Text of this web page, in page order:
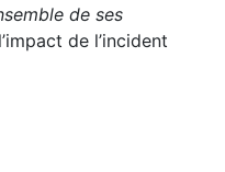
de ses
de l’incident